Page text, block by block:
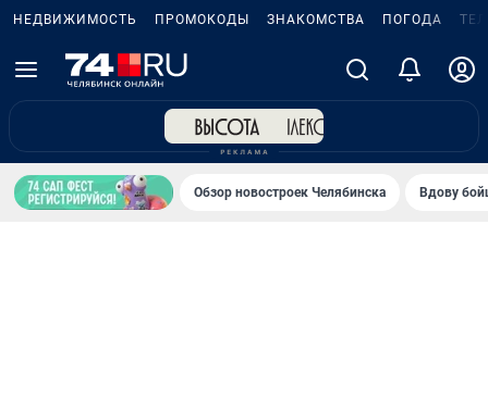
НЕДВИЖИМОСТЬ ПРОМОКОДЫ ЗНАКОМСТВА ПОГОДА
Обзор новостроек Челябинска Вдову